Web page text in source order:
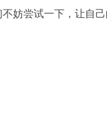
尝试一下，让自己